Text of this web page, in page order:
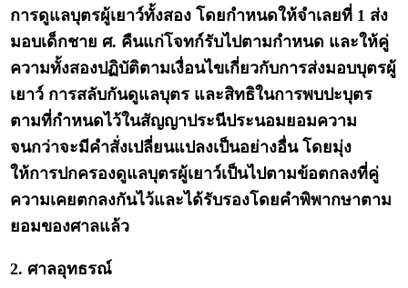
การดูแลบุตรผู้เยาว์ทั้งสอง โดยกำหนดให้จำเลยที่ 1 ส่ง
มอบเด็กชาย ศ. คืนแก่โจทก์รับไปตามกำหนด และให้คู่
ความทั้งสองปฏิบัติตามเงื่อนไขเกี่ยวกับการส่งมอบบุตรผู้
เยาว์ การสลับกันดูแลบุตร และสิทธิในการพบปะบุตร
ตามที่กำหนดไว้ในสัญญาประนีประนอมยอมความ
จนกว่าจะมีคำสั่งเปลี่ยนแปลงเป็นอย่างอื่น โดยมุ่ง
ให้การปกครองดูแลบุตรผู้เยาว์เป็นไปตามข้อตกลงที่คู่
ความเคยตกลงกันไว้และได้รับรองโดยคำพิพากษาตาม
ยอมของศาลแล้ว
2. ศาลอุทธรณ์